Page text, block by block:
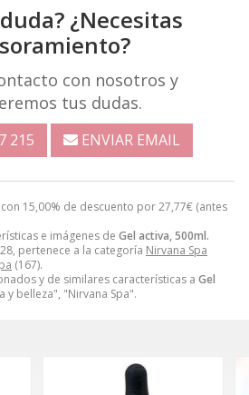
con 15,00% de descuento por27,77€ (antes
e imágenes de Gel activa, 500ml.
pertenece a la categoría Nirvana Spa
(167).
y de similares características a Gel
y belleza", "Nirvana Spa".
¿Necesitas
con nosotros y
tus dudas.
215 ENVIAR EMAIL